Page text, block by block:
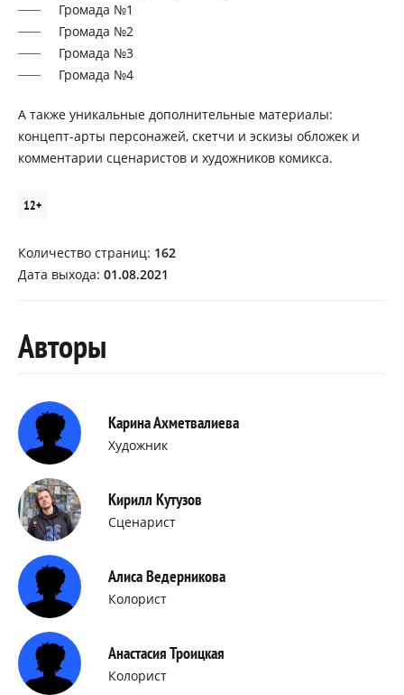
Громада №1
Громада №2
Громада №3
Громада №4
А также уникальные дополнительные материалы:
концепт-арты персонажей, скетчи и эскизы обложек и
комментарии сценаристов и художников комикса.
12+
Количество страниц: 162
Дата выхода: 01.08.2021
Авторы
Карина Ахметвалиева
Художник
Кирилл Кутузов
Сценарист
Алиса Ведерникова
Колорист
Анастасия Троицкая
Колорист